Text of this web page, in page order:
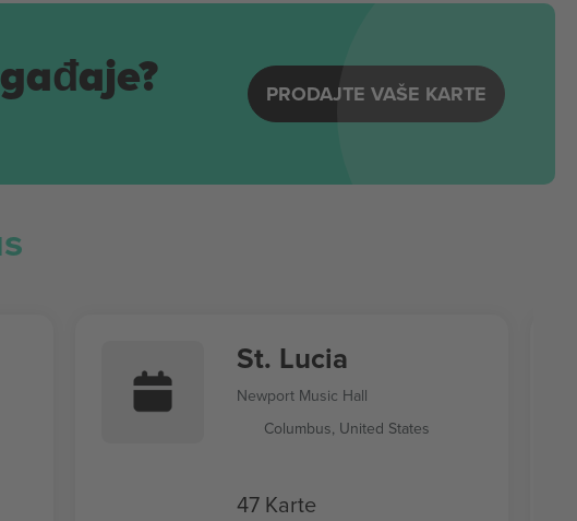
PRODAJTE VAŠE KARTE
St. Lucia
Newport Music Hall
Columbus, United States
47 Karte